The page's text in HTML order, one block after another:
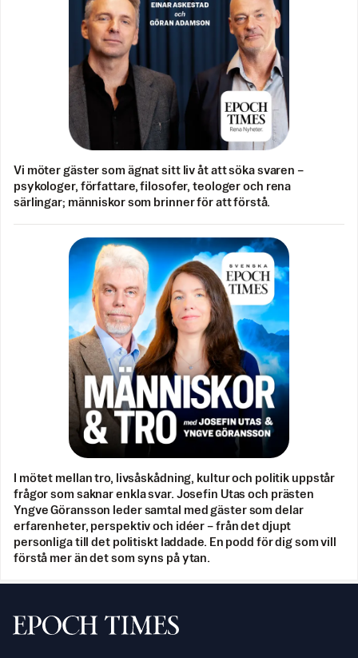
Vi möter gäster som ägnat sitt liv åt att söka svaren –
psykologer, författare, filosofer, teologer och rena
särlingar; människor som brinner för att förstå.
I mötet mellan tro, livsåskådning, kultur och politik uppstår
frågor som saknar enkla svar. Josefin Utas och prästen
Yngve Göransson leder samtal med gäster som delar
erfarenheter, perspektiv och idéer – från det djupt
personliga till det politiskt laddade. En podd för dig som vill
förstå mer än det som syns på ytan.
Svenska Epoch Times